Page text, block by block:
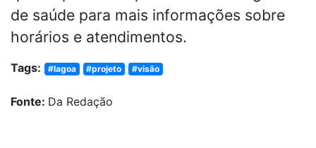
de saúde para mais informações sobre
horários e atendimentos.
Tags: #lagoa #projeto #visão
Fonte: Da Redação